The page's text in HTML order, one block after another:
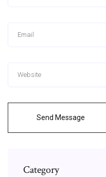
Send Message
Category